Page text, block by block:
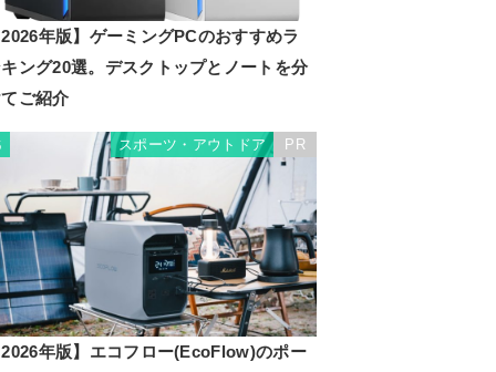
年版】ゲーミングPCのおすすめラ
ング20選。デスクトップとノートを分
ご紹介
スポーツ・アウトドア PR
年版】エコフロー(EcoFlow)のポー